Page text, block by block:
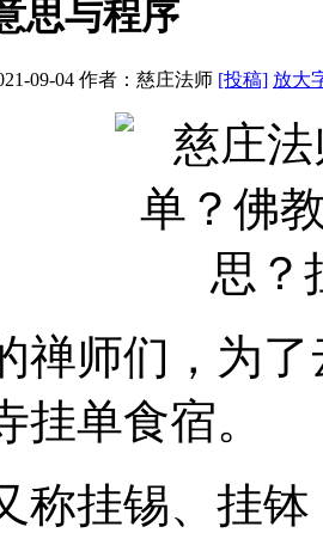
思与程序
09-04 作者：慈庄法师 [投稿] 放大
师们，为了
挂单食宿。
挂锡、挂钵